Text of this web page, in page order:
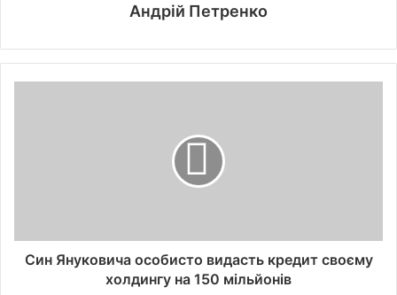
Андрій Петренко
Син Януковича особисто видасть кредит своєму
холдингу на 150 мільйонів